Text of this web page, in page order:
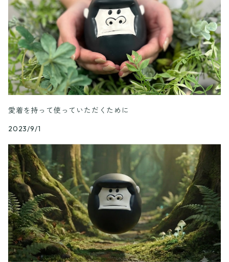
パッケージC
愛着を持って使っていただくために
2023/9/1